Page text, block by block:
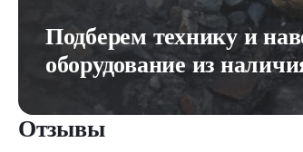
Подберем технику и
оборудование из
Отзывы